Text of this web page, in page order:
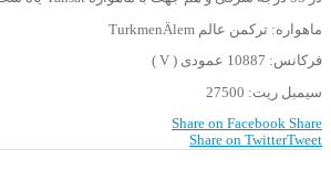
ماهواره: ترکمن عالم TurkmenÄlem
فرکانس: 10887 عمودی ( V )
سیمبل ریت: 27500
Share on Facebook Share
Share on TwitterTweet